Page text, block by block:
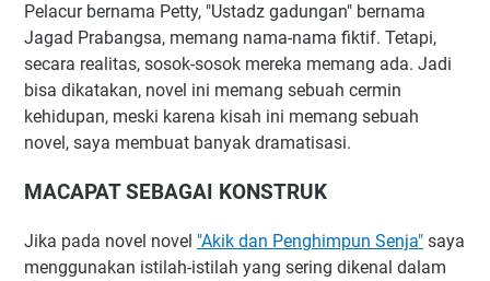
Pelacur bernama Petty, "Ustadz gadungan" bernama
Jagad Prabangsa, memang nama-nama fiktif. Tetapi,
secara realitas, sosok-sosok mereka memang ada. Jadi
bisa dikatakan, novel ini memang sebuah cermin
kehidupan, meski karena kisah ini memang sebuah
novel, saya membuat banyak dramatisasi.
MACAPAT SEBAGAI KONSTRUK
Jika pada novel novel "Akik dan Penghimpun Senja" saya
menggunakan istilah-istilah yang sering dikenal dalam